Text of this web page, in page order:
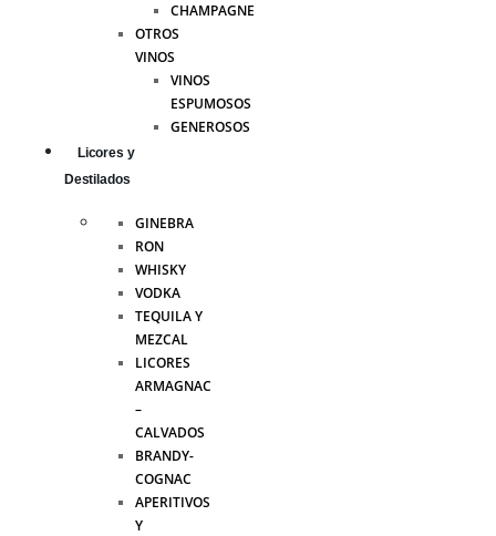
CHAMPAGNE
OTROS
VINOS
VINOS
ESPUMOSOS
GENEROSOS
Licores y
Destilados
GINEBRA
RON
WHISKY
VODKA
TEQUILA Y
MEZCAL
LICORES
ARMAGNAC
–
CALVADOS
BRANDY-
COGNAC
APERITIVOS
Y